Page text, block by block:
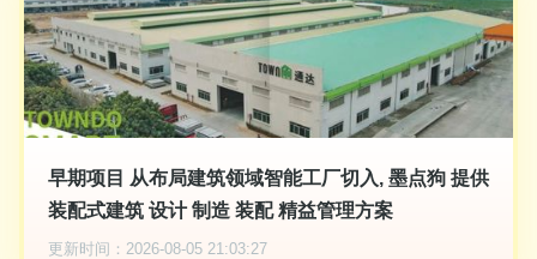
早期项目 从布局建筑领域智能工厂切入, 墨点狗 提供
装配式建筑 设计 制造 装配 精益管理方案
更新时间：2026-08-05 21:03:27